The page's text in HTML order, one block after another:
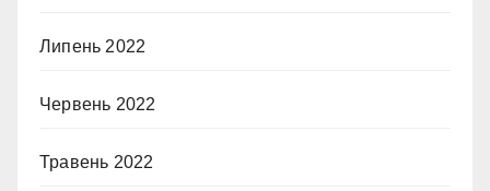
Липень 2022
Червень 2022
Травень 2022